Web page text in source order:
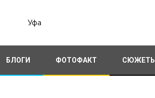
Уфа
БЛОГИ ФОТОФАКТ СЮЖЕТЫ